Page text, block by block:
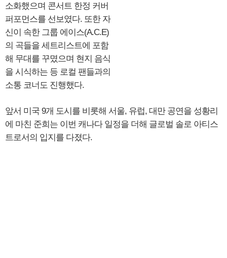
소화했으며 콘서트 한정 커버
퍼포먼스를 선보였다. 또한 자
신이 속한 그룹 에이스(A.C.E)
의 곡들을 세트리스트에 포함
해 무대를 꾸몄으며 현지 음식
을 시식하는 등 로컬 팬들과의
소통 코너도 진행했다.
앞서 미국 9개 도시를 비롯해 서울, 유럽, 대만 공연을 성황리
에 마친 준희는 이번 캐나다 일정을 더해 글로벌 솔로 아티스
트로서의 입지를 다졌다.